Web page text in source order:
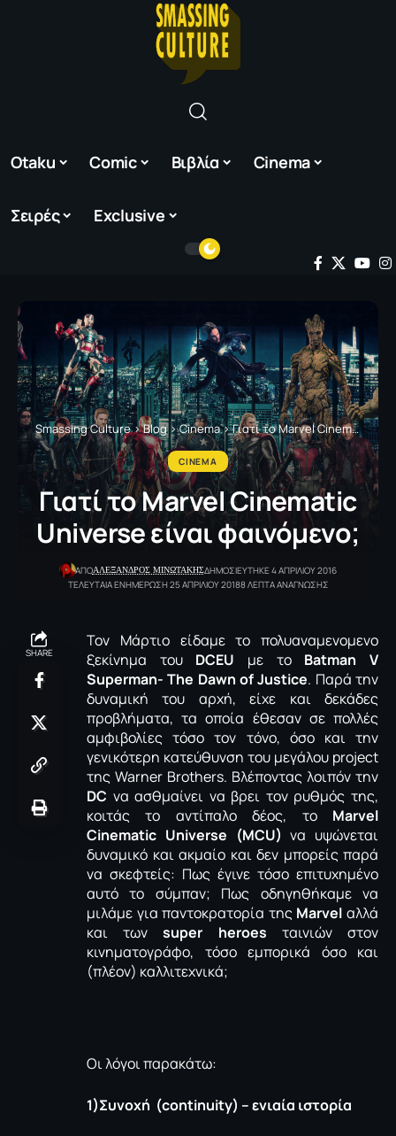
Otaku Comic Βιβλία Cinema
Σειρές Exclusive
Smassing Culture>Blog>Cinema>Γιατί το Μarvel Cinematic Universe είναι φαινόμενο;
CINEMA
Γιατί το Μarvel Cinematic
Universe είναι φαινόμενο;
ΑΠΟΑΛΕΞΑΝΔΡΟΣ ΜΙΝΩΤΑΚΗΣΔΗΜΟΣΙΕΥΤΗΚΕ 4 ΑΠΡΙΛΙΟΥ 2016
ΤΕΛΕΥΤΑΙΑ ΕΝΗΜΕΡΩΣΗ 25 ΑΠΡΙΛΙΟΥ 20188 ΛΕΠΤΑ ΑΝΑΓΝΩΣΗΣ
SHARE
Τον Μάρτιο είδαμε το πολυαναμενομενο
ξεκίνημα του DCEU με το Batman V
Superman- The Dawn of Justice. Παρά την
δυναμική του αρχή, είχε και δεκάδες
προβλήματα, τα οποία έθεσαν σε πολλές
αμφιβολίες τόσο τον τόνο, όσο και την
γενικότερη κατεύθυνση του μεγάλου project
της Warner Brothers. Bλέποντας λοιπόν την
DC να ασθμαίνει να βρει τον ρυθμός της,
κοιτάς το αντίπαλο δέος, το Μarvel
Cinematic Universe (ΜCU) να υψώνεται
δυναμικό και ακμαίο και δεν μπορείς παρά
να σκεφτείς: Πως έγινε τόσο επιτυχημένο
αυτό το σύμπαν; Πως οδηγηθήκαμε να
μιλάμε για παντοκρατορία τηςMarvel αλλά
και τωνsuper heroes ταινιών στον
κινηματογράφο, τόσο εμπορικά όσο και
(πλέον) καλλιτεχνικά;
Οι λόγοι παρακάτω:
1)Συνοχή (continuity) – ενιαία ιστορία